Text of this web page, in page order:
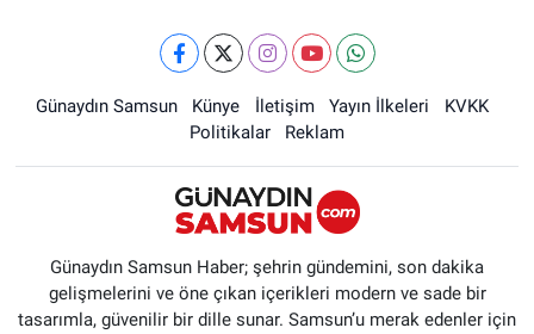
Günaydın Samsun Künye İletişim Yayın İlkeleri
KVKK
Politikalar
Reklam
Günaydın Samsun Haber; şehrin gündemini, son dakika
gelişmelerini ve öne çıkan içerikleri modern ve sade bir
tasarımla, güvenilir bir dille sunar. Samsun’u merak edenler için